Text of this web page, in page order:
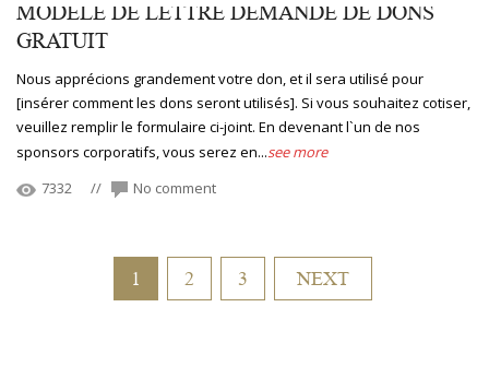
MODELE DE LETTRE DEMANDE DE DONS
GRATUIT
Nous apprécions grandement votre don, et il sera utilisé pour
[insérer comment les dons seront utilisés]. Si vous souhaitez cotiser,
veuillez remplir le formulaire ci-joint. En devenant l`un de nos
sponsors corporatifs, vous serez en...see more
7332
// No comment
1 2 3 NEXT